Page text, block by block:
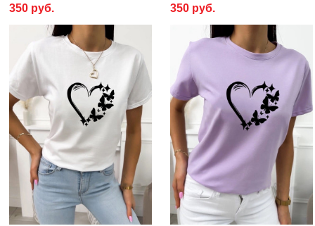
350 руб.
350 руб.